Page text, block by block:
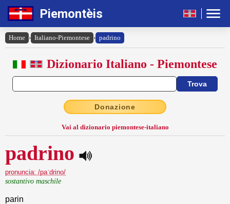
Piemontèis
Home › Italiano-Piemontese › padrino
Dizionario Italiano - Piemontese
Donazione
Vai al dizionario piemontese-italiano
padrino
pronuncia: /paˈdrino/
sostantivo maschile
parin